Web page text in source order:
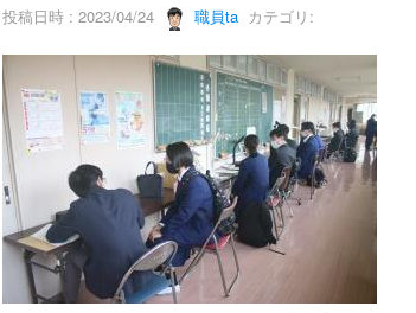
投稿日時 : 2023/04/24 職員taカテゴリ: